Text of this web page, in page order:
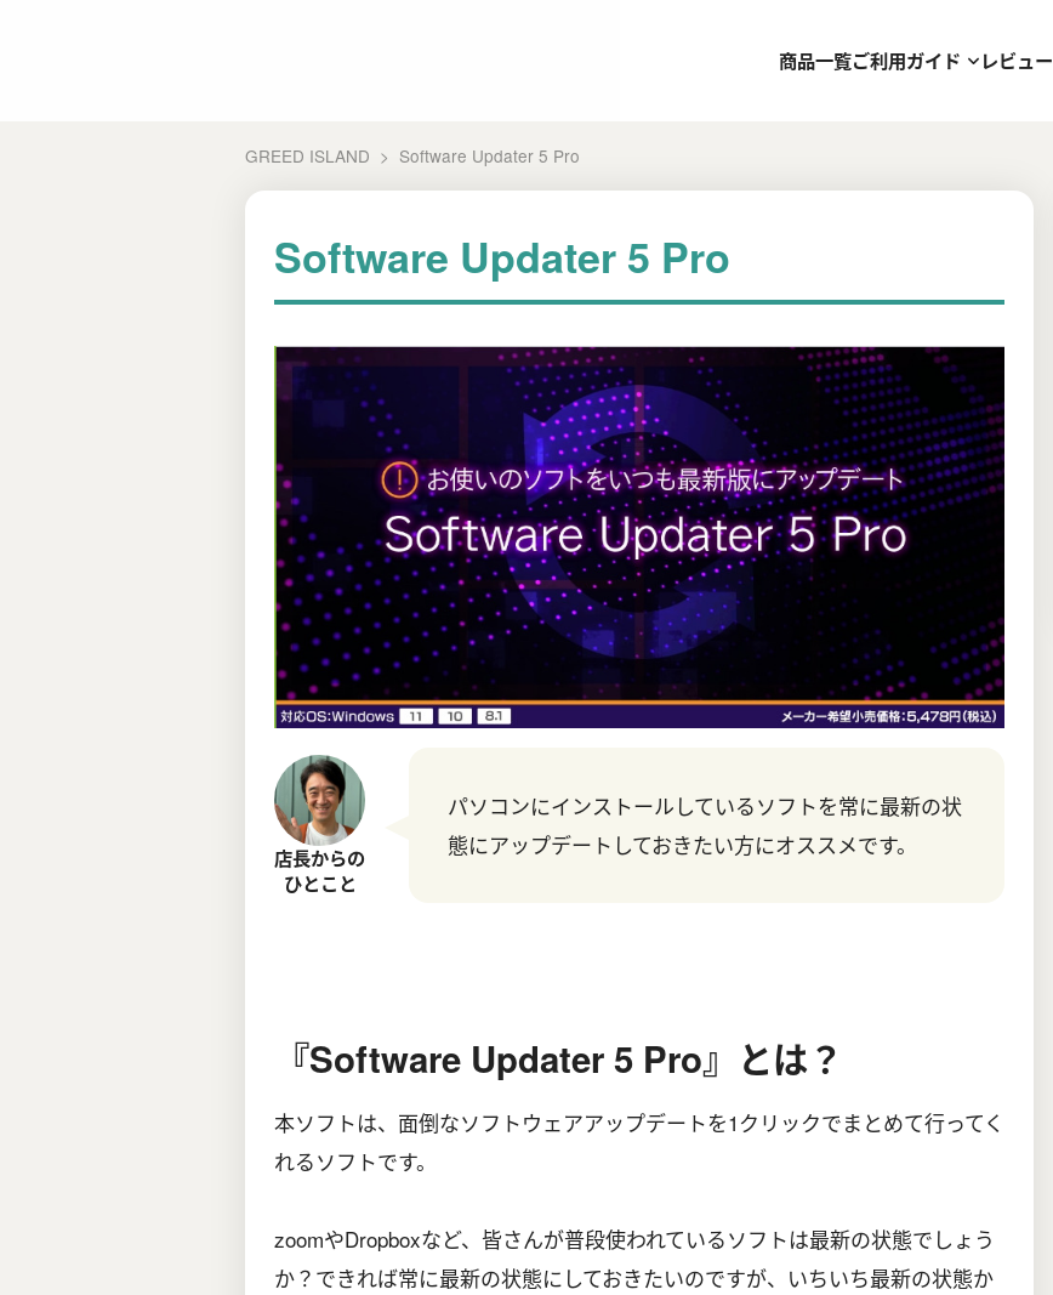
商品一覧ご利用ガイド レビュー
GREED ISLAND Software Updater 5 Pro
Software Updater 5 Pro
店長からの
ひとこと
パソコンにインストールしているソフトを常に最新の状
態にアップデートしておきたい方にオススメです。
『Software Updater 5 Pro』とは？
本ソフトは、面倒なソフトウェアアップデートを1クリックでまとめて行ってく
れるソフトです。
zoomやDropboxなど、皆さんが普段使われているソフトは最新の状態でしょう
か？できれば常に最新の状態にしておきたいのですが、いちいち最新の状態か